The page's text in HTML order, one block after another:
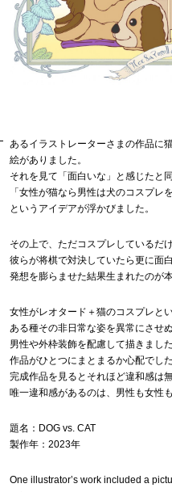
あるイラストレーターさまの作品に
絵がありました。
それを見て「面白いな」と感じたと
「女性が猫なら男性は犬のコスプレ
というアイデアが浮かびました。
その上で、ただコスプレしているだ
彼らが将棋で対決していたら更に面
発想を膨らませた結果生まれたのが本
女性がレオタード＋猫のコスプレと
ある種その非日常な姿を異常にさせ
男性や外枠装飾を配慮して描きました
作品がひとつにまとまるか心配でし
完成作品を見るとそれほど違和感は
唯一違和感があるのは、男性も女性
題名：DOG vs. CAT
製作年：2023年
One illustrator’s work included a